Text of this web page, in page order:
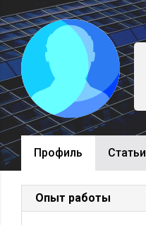
Профиль Cтатьи
Опыт работы